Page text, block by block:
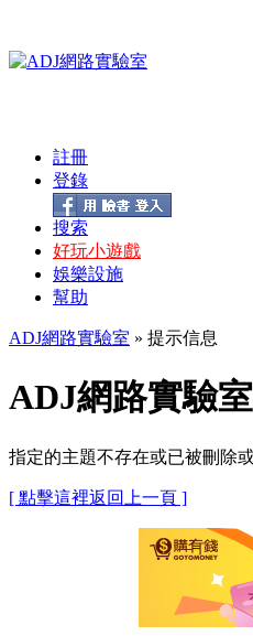
註冊
登錄
搜索
好玩小遊戲
娛樂設施
幫助
ADJ網路實驗室 » 提示信息
ADJ網路實驗
指定的主題不存在或已被刪除
[ 點擊這裡返回上一頁 ]